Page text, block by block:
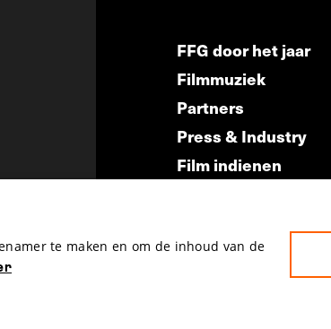
FFG door het jaar
Filmmuziek
Partners
Press & Industry
Film indienen
te maken en om de inhoud van de